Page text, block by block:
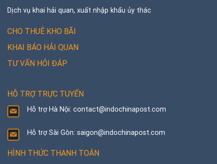
Dịch vụ khai hải quan, xuất nhập khẩu ủy thác
CHO THUÊ KHO BÃI
KHAI BÁO HẢI QUAN
TƯ VẤN HỎI ĐÁP
HỖ TRỢ TRỰC TUYẾN
Hỗ trợ Hà Nội: contact@indochinapost.com
Hỗ trợ Sài Gòn: saigon@indochinapost.com
HÌNH THỨC THANH TOÁN